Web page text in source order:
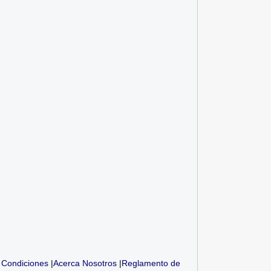
|Acerca Nosotros |Reglamento de